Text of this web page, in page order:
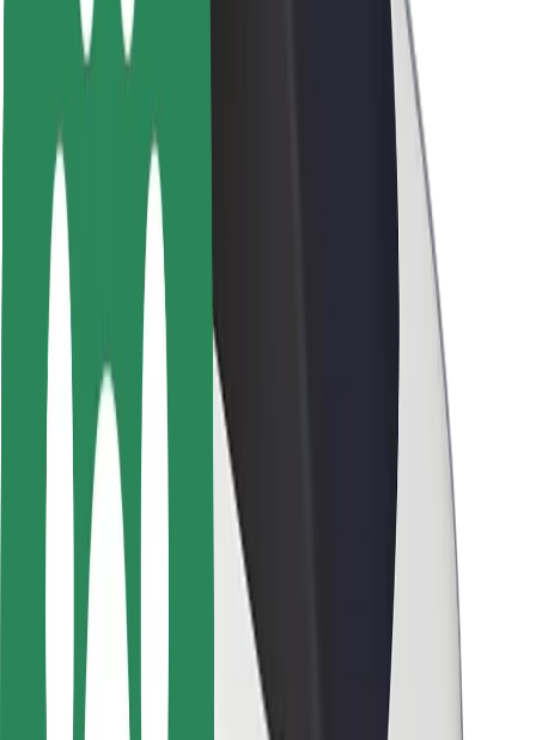
ბრენდი
მედია
უსაფრთხოება
მგზავრების უსაფრთხოება
მძღოლების უსაფრთხოება
სკუტერის უსაფრთხოება
უსაფრთხოება
ქალაქები
ლოკაციები
ქალაქი უკეთესობისკენ
აეროპორტები
Bolt-ის დასატენი სადგური
მხარდაჭერა
მგზავრებისთვის
მძღოლებისთვის
კურიერებისთვის